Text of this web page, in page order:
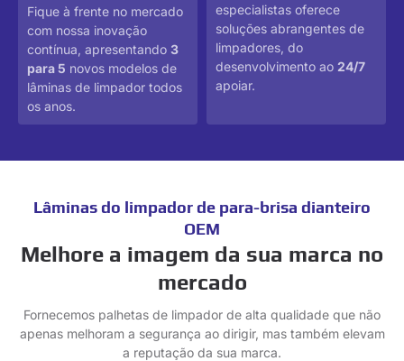
Fique à frente no mercado
com nossa inovação
contínua, apresentando 3
para 5 novos modelos de
lâminas de limpador todos
os anos.
especialistas oferece
soluções abrangentes de
limpadores, do
desenvolvimento ao 24/7
apoiar.
Lâminas do limpador de para-brisa dianteiro
OEM
Melhore a imagem da sua marca no
mercado
Fornecemos palhetas de limpador de alta qualidade que não
apenas melhoram a segurança ao dirigir, mas também elevam
a reputação da sua marca.